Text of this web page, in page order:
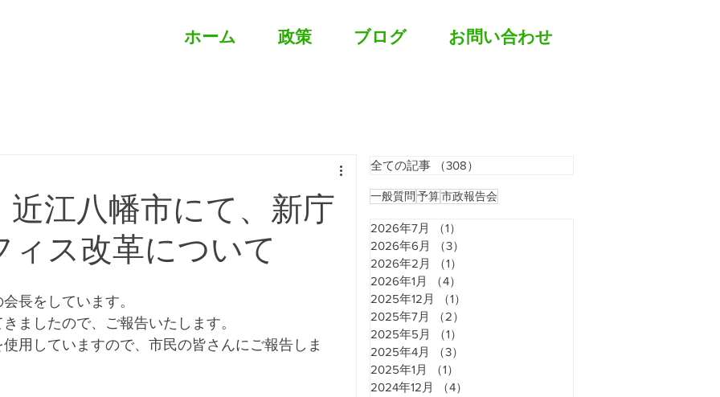
ホーム 政策 ブログ お問い合わせ
江八幡市にて、新庁
ィス改革について
長をしています。
ましたので、ご報告いたします。
用していますので、市民の皆さんにご報告しま
全ての記事 （308）
一般質問 予算市政報告会
2026年7月 （1）
2026年6月
（3）
2026年2月
（1）
2026年1月
（4）
2025年12月
（1）
2025年7月
（2）
2025年5月
（1）
2025年4月
（3）
2025年1月
（1）
2024年12月
（4）